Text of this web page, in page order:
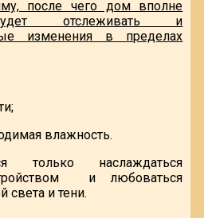
после чего дом вполне
отслеживать и
изменения в пределах
влажность.
только наслаждаться
и любоваться
и тени.